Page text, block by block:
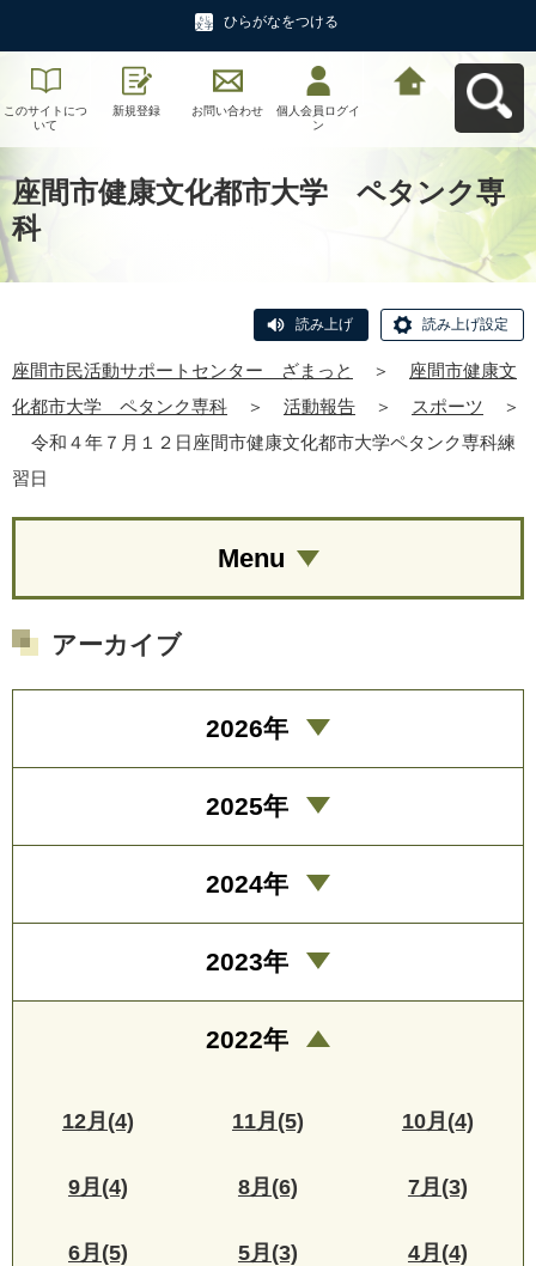
ひらがなをつける
このサイトにつ
いて
新規登録 お問い合わせ
個人会員ログイ
ン
座間市健康文化都市大学 ペタンク専
科
読み上げ 読み上げ設定
座間市民活動サポートセンター ざまっと ＞
座間市健康文
化都市大学 ペタンク専科
＞ 活動報告 ＞ スポーツ
＞
令和４年７月１２日座間市健康文化都市大学ペタンク専科練
習日
Menu
アーカイブ
2026年
2025年
2024年
2023年
2022年
12月(4) 11月(5) 10月(4)
9月(4) 8月(6) 7月(3)
6月(5) 5月(3) 4月(4)